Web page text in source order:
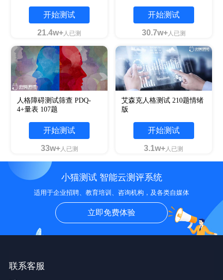
开始测试
21.4w+人已测
开始测试
30.7w+人已测
人格障碍测试筛查 PDQ-
4+量表 107题
开始测试
33w+人已测
艾森克人格测试 210题情绪
版
开始测试
3.1w+人已测
小猫测试 智能云测评系统
适用于企业招聘、教育培训、咨询机构，及各类自媒体
立即免费体验
联系客服